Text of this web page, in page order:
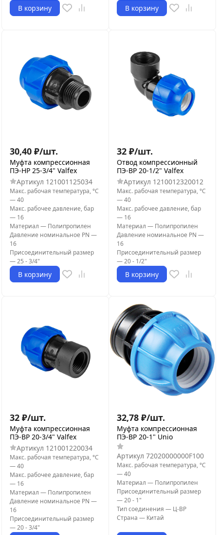
В корзину В корзину
30,40 ₽/шт.
Муфта компрессионная
ПЭ-НР 25-3/4" Valfex
Артикул 121001125034
Макс. рабочая температура, °С
—40
Макс. рабочее давление, бар
— 16
Материал — Полипропилен
Давление номинальное PN —
16
Присоединительный размер
—25 - 3/4"
В корзину
32 ₽/шт.
Отвод компрессионный
ПЭ-ВР 20-1/2" Valfex
Артикул 1210012320012
Макс. рабочая температура, °С
—40
Макс. рабочее давление, бар
— 16
Материал — Полипропилен
Давление номинальное PN —
16
Присоединительный размер
—20 - 1/2"
В корзину
32 ₽/шт.
Муфта компрессионная
ПЭ-ВР 20-3/4" Valfex
Артикул 121001220034
Макс. рабочая температура, °С
—40
Макс. рабочее давление, бар
— 16
Материал — Полипропилен
Давление номинальное PN —
16
Присоединительный размер
—20 - 3/4"
32,78 ₽/шт.
Муфта компрессионная
ПЭ-ВР 20-1" Unio
Артикул 72020000000F100
Макс. рабочая температура, °С
—40
Материал — Полипропилен
Присоединительный размер
—20 - 1"
Тип соединения — Ц-ВР
Страна — Китай